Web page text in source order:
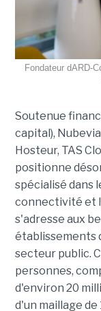
Fondateur dARD-
Soutenue
capital),
Hosteur, TAS
positionne
spécialisé dans
connectivité et
s'adresse aux
établissements
secteur public.
personnes,
d'environ 20
d'un maillage